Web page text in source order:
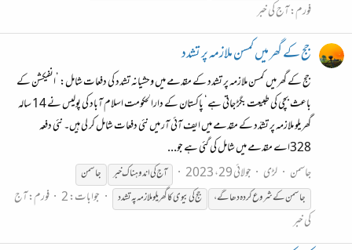
فورم:آج کی خبر
جج کے گھر میں کمسن ملازمہ پر تشدد
جج کے گھر میں کمسن ملازمہ پر تشدد کے مقدمے میں وحشیانہ تشدد کی دفعات شامل: ’انفیکشن کے
باعث بچی کی طبیعت بگڑ جاتی ہے‘ پاکستان کے دارالحکومت اسلام آباد کی پولیس نے 14 سالہ
گھریلو ملازمہ پر تشدّد کے مقدمے میں ایف آئی آر میں نئی دفعات شامل کر لی ہیں۔ نئی دفعہ
328اے مقدمے میں شامل کی گئی ہے جو...
جاسمن
لڑی جولائی 29، 2023 آج کی اندوہناک خبر
جاسمن
جاسمنکےشروعکردہدھاگے، جج کی بیوی کا گھریلو ملازمہ پہ تشدد جوابات: 2 فورم:آج
کی خبر